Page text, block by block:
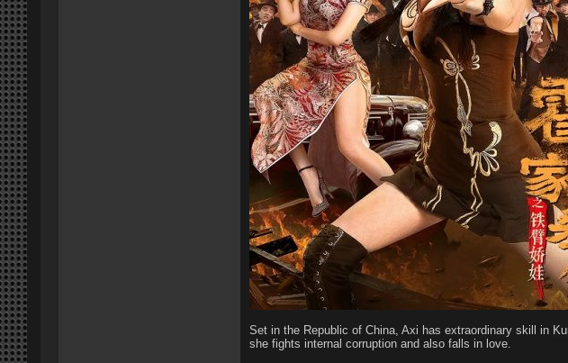
Set in the Republic of China, Axi has extraordinary skill in
she fights internal corruption and also falls in love.